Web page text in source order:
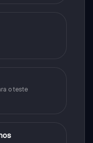
o teste